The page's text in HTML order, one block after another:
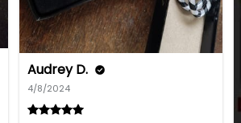
Audrey D.
4/8/2024